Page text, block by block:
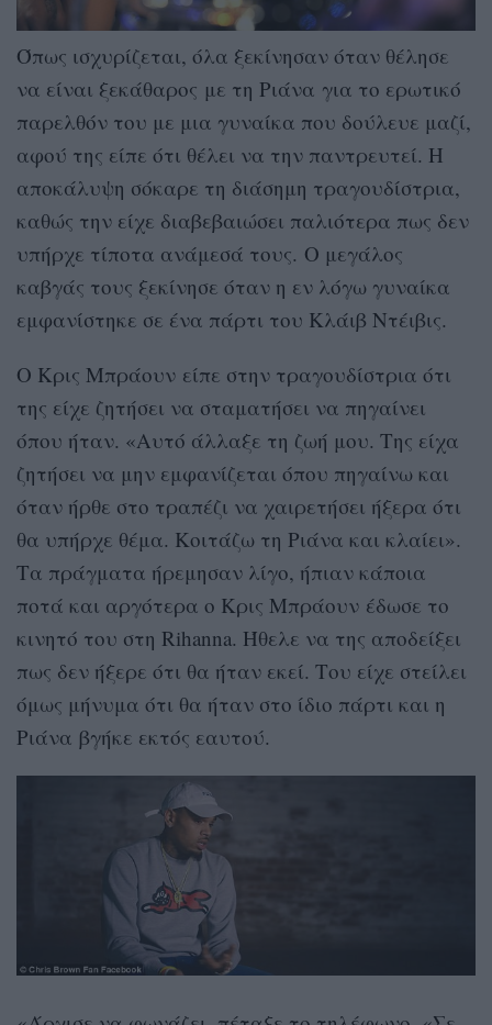
Όπως ισχυρίζεται, όλα ξεκίνησαν όταν θέλησε
να είναι ξεκάθαρος με τη Ριάνα για το ερωτικό
παρελθόν του με μια γυναίκα που δούλευε μαζί,
αφού της είπε ότι θέλει να την παντρευτεί. Η
αποκάλυψη σόκαρε τη διάσημη τραγουδίστρια,
καθώς την είχε διαβεβαιώσει παλιότερα πως δεν
υπήρχε τίποτα ανάμεσά τους. Ο μεγάλος
καβγάς τους ξεκίνησε όταν η εν λόγω γυναίκα
εμφανίστηκε σε ένα πάρτι του Κλάιβ Ντέιβις.
Ο Κρις Μπράουν είπε στην τραγουδίστρια ότι
της είχε ζητήσει να σταματήσει να πηγαίνει
όπου ήταν. «Αυτό άλλαξε τη ζωή μου. Της είχα
ζητήσει να μην εμφανίζεται όπου πηγαίνω και
όταν ήρθε στο τραπέζι να χαιρετήσει ήξερα ότι
θα υπήρχε θέμα. Κοιτάζω τη Ριάνα και κλαίει».
Τα πράγματα ήρεμησαν λίγο, ήπιαν κάποια
ποτά και αργότερα ο Κρις Μπράουν έδωσε το
κινητό του στη Rihanna. Ήθελε να της αποδείξει
πως δεν ήξερε ότι θα ήταν εκεί. Του είχε στείλει
όμως μήνυμα ότι θα ήταν στο ίδιο πάρτι και η
Ριάνα βγήκε εκτός εαυτού.